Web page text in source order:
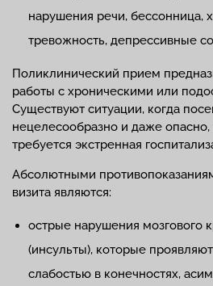
нарушения речи, бессонница,
тревожность, депрессивные
Поликлинический прием
работы с хроническими или
Существуют ситуации, когда
нецелесообразно и даже опасно,
требуется экстренная
Абсолютными
визита являются:
острые нарушения мозгового
(инсульты), которые
слабостью в конечностях,